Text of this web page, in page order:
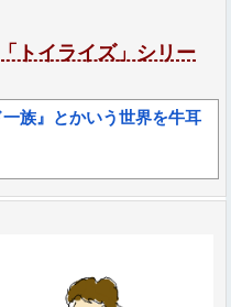
トイライズ」シリー
一族』とかいう世界を牛耳